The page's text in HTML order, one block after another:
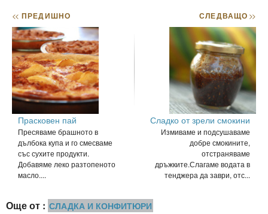
<< ПРЕДИШНО
Прасковен пай
Пресяваме брашното в
дълбока купа и го смесваме
със сухите продукти.
Добавяме леко разтопеното
масло....
СЛЕДВАЩО>>
Сладко от зрели смокини
Измиваме и подсушаваме
добре смокините,
отстраняваме
дръжките.Слагаме водата в
тенджера да заври, отс...
Още от : СЛАДКА И КОНФИТЮРИ